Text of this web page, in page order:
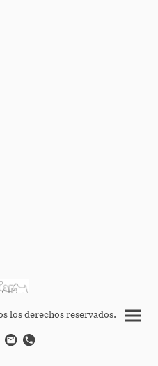
los derechos reservados.